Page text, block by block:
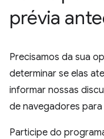
prévia
Precisamos da sua
determinar se elas
informar nossas
de navegadores
Participe do